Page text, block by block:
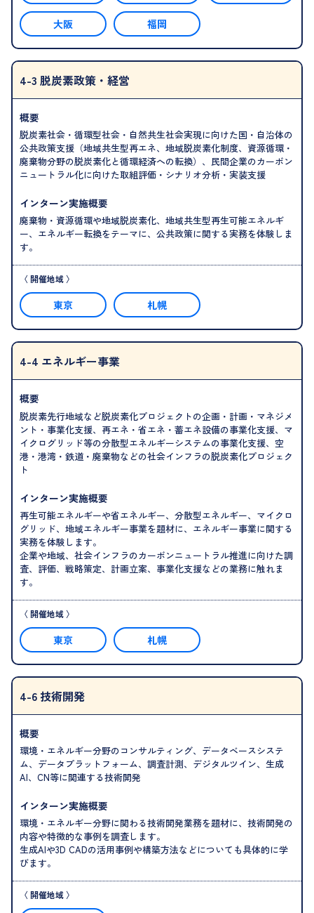
大阪 福岡
4-3 脱炭素政策・経営
概要
脱炭素社会・循環型社会・自然共生社会実現に向けた国・自治体の
公共政策支援（地域共生型再エネ、地域脱炭素化制度、資源循環・
廃棄物分野の脱炭素化と循環経済への転換）、民間企業のカーボン
ニュートラル化に向けた取組評価・シナリオ分析・実装支援
インターン実施概要
廃棄物・資源循環や地域脱炭素化、地域共生型再生可能エネルギ
ー、エネルギー転換をテーマに、公共政策に関する実務を体験しま
す。
東京 札幌
4-4 エネルギー事業
概要
脱炭素先行地域など脱炭素化プロジェクトの企画・計画・マネジメ
ント・事業化支援、再エネ・省エネ・蓄エネ設備の事業化支援、マ
イクログリッド等の分散型エネルギーシステムの事業化支援、空
港・港湾・鉄道・廃棄物などの社会インフラの脱炭素化プロジェク
ト
インターン実施概要
再生可能エネルギーや省エネルギー、分散型エネルギー、マイクロ
グリッド、地域エネルギー事業を題材に、エネルギー事業に関する
実務を体験します。
企業や地域、社会インフラのカーボンニュートラル推進に向けた調
査、評価、戦略策定、計画立案、事業化支援などの業務に触れま
す。
東京 札幌
4-6 技術開発
概要
環境・エネルギー分野のコンサルティング、データベースシステ
ム、データプラットフォーム、調査計測、デジタルツイン、生成
AI、CN等に関連する技術開発
インターン実施概要
環境・エネルギー分野に関わる技術開発業務を題材に、技術開発の
内容や特徴的な事例を調査します。
生成AIや3D CADの活用事例や構築方法などについても具体的に学
びます。